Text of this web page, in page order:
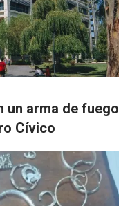
un arma de fuego
Cívico